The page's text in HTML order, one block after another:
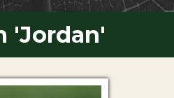
'Jordan'